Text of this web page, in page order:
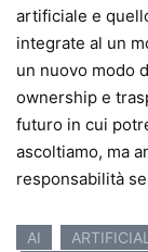
artificiale e
integrate al un
un nuovo modo
ownership e
futuro in cui
ascoltiamo, ma
responsabilità
AI